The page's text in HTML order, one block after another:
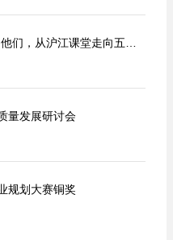
量发展研讨会
规划大赛铜奖